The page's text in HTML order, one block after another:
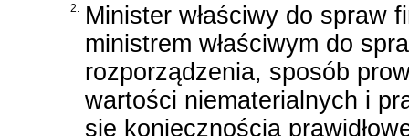
2. Minister właściwy do spraw
ministrem właściwym do
rozporządzenia, sposób
wartości niematerialnych i
się koniecznością